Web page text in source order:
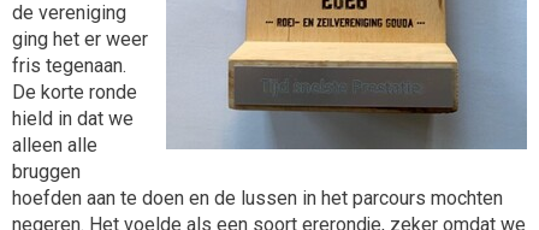
de vereniging
ging het er weer
fris tegenaan.
De korte ronde
hield in dat we
alleen alle
bruggen
hoefden aan te doen en de lussen in het parcours mochten
negeren. Het voelde als een soort ererondje, zeker omdat we